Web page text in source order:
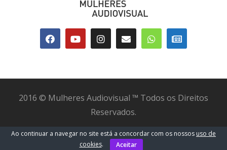
2016 © Mulheres Audiovisual ™ Todos os Direitos
Reservados.
Termos e Condições
Ao continuar a navegar no site está a concordar com os nossos uso de
cookies. Aceitar